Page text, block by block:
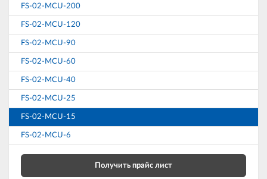
FS-02-MCU-200
FS-02-MCU-120
FS-02-MCU-90
FS-02-MCU-60
FS-02-MCU-40
FS-02-MCU-25
FS-02-MCU-15
FS-02-MCU-6
Получить прайс лист